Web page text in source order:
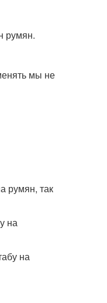
румян.
мы не
румян, так
на
на